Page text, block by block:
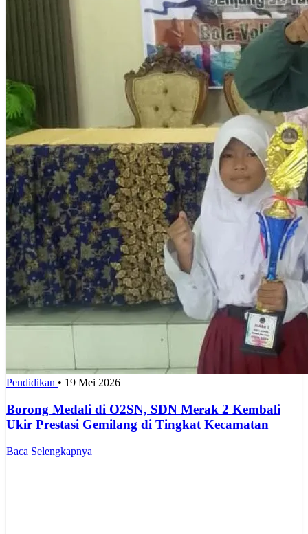
Pendidikan • 19 Mei 2026
Borong Medali di O2SN, SDN Merak 2 Kembali
Ukir Prestasi Gemilang di Tingkat Kecamatan
Baca Selengkapnya